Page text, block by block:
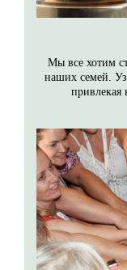
Мы все хотим
наших семей.
привлекая